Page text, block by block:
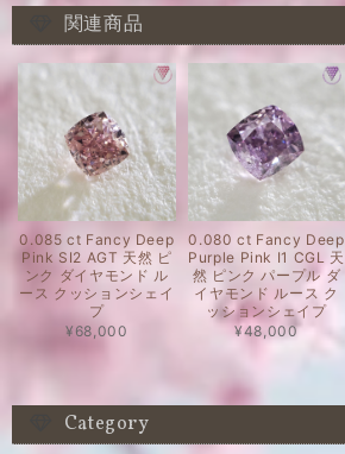
関連商品
0.085 ct Fancy Deep
Pink SI2 AGT 天然 ピ
ンク ダイヤモンド ル
ース クッションシェイ
プ
¥68,000
0.080 ct Fancy Deep
Purple Pink I1 CGL 天
然 ピンク パープル ダ
イヤモンド ルース ク
ッションシェイプ
¥48,000
Category